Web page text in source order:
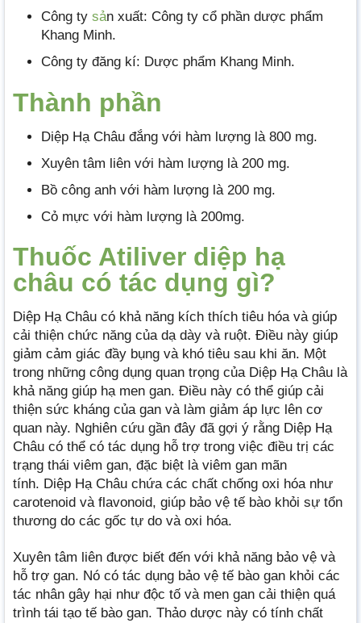
Công ty sản xuất: Công ty cổ phần dược phẩm
Khang Minh.
Công ty đăng kí: Dược phẩm Khang Minh.
Thành phần
Diệp Hạ Châu đắng với hàm lượng là 800 mg.
Xuyên tâm liên với hàm lượng là 200 mg.
Bồ công anh với hàm lượng là 200 mg.
Cỏ mực với hàm lượng là 200mg.
Thuốc Atiliver diệp hạ
châu có tác dụng gì?
Diệp Hạ Châu có khả năng kích thích tiêu hóa và giúp
cải thiện chức năng của dạ dày và ruột. Điều này giúp
giảm cảm giác đầy bụng và khó tiêu sau khi ăn. Một
trong những công dụng quan trọng của Diệp Hạ Châu là
khả năng giúp hạ men gan. Điều này có thể giúp cải
thiện sức kháng của gan và làm giảm áp lực lên cơ
quan này. Nghiên cứu gần đây đã gợi ý rằng Diệp Hạ
Châu có thể có tác dụng hỗ trợ trong việc điều trị các
trạng thái viêm gan, đặc biệt là viêm gan mãn
tính. Diệp Hạ Châu chứa các chất chống oxi hóa như
carotenoid và flavonoid, giúp bảo vệ tế bào khỏi sự tổn
thương do các gốc tự do và oxi hóa.
Xuyên tâm liên được biết đến với khả năng bảo vệ và
hỗ trợ gan. Nó có tác dụng bảo vệ tế bào gan khỏi các
tác nhân gây hại như độc tố và men gan cải thiện quá
trình tái tạo tế bào gan. Thảo dược này có tính chất